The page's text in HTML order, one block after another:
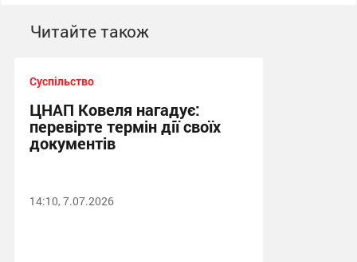
Читайте також
Суспільство
ЦНАП Ковеля нагадує:
перевірте термін дії своїх
документів
14:10, 7.07.2026